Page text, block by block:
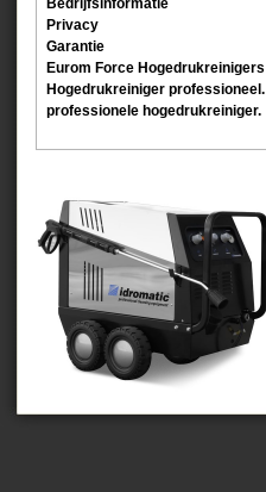
Bedrijfsinformatie
Privacy
Garantie
Eurom Force Hogedrukreinigers
Hogedrukreiniger professioneel.
professionele hogedrukreiniger.